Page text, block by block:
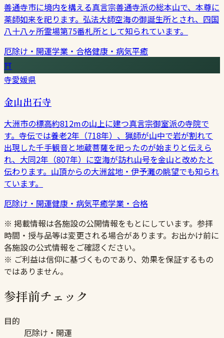
善通寺市に境内を構える真言宗善通寺派の総本山で、本尊に
薬師如来を祀ります。弘法大師空海の御誕生所とされ、四国
八十八ヶ所霊場第75番札所として知られています。
厄除け・開運学業・合格健康・病気平癒
⛩
寺愛媛県
金山出石寺
大洲市の標高約812mの山上に建つ真言宗御室派の寺院で
す。寺伝では養老2年（718年）、猟師が山中で岩が割れて
出現した千手観音と地蔵菩薩を祀ったのが始まりと伝えら
れ、大同2年（807年）に空海が訪れ山号を金山と改めたと
伝わります。山頂からの大洲盆地・伊予灘の眺望でも知られ
ています。
厄除け・開運健康・病気平癒学業・合格
※ 掲載情報は各施設の公開情報をもとにしています。参拝
時間・授与品等は変更される場合があります。お出かけ前に
各施設の公式情報をご確認ください。
※ ご利益は信仰に基づくものであり、効果を保証するもの
ではありません。
参拝前チェック
目的
厄除け・開運